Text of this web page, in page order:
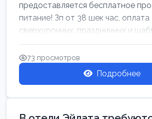
предоставляется бесплатное
питание! Зп от 38 шек час, оплата
сверхурочных, праздничных и
закон...
73 просмотров
Подробнее